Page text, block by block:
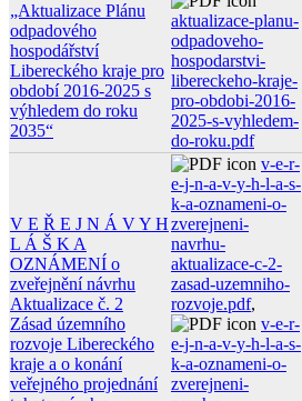
„Aktualizace Plánu
odpadového
hospodářství
Libereckého kraje pro
období 2016-2025 s
výhledem do roku
2035“
aktualizace-planu-
odpadoveho-
hospodarstvi-
libereckeho-kraje-
pro-obdobi-2016-
2025-s-vyhledem-
do-roku.pdf
V E Ř E J N Á V Y H
L Á Š K A
OZNÁMENÍ o
zveřejnění návrhu
Aktualizace č. 2
Zásad územního
rozvoje Libereckého
kraje a o konání
veřejného projednání
v-e-r-
e-j-n-a-v-y-h-l-a-s-
k-a-oznameni-o-
zverejneni-
navrhu-
aktualizace-c-2-
zasad-uzemniho-
rozvoje.pdf,
v-e-r-
e-j-n-a-v-y-h-l-a-s-
k-a-oznameni-o-
zverejneni-